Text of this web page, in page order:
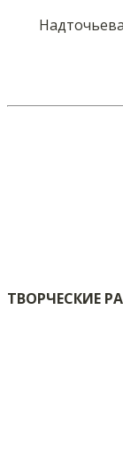
ТВОРЧЕСКИЕ